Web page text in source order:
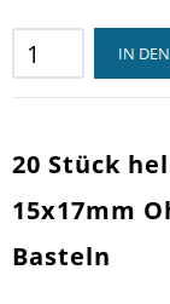
IN
20 Stück
15x17mm
Basteln